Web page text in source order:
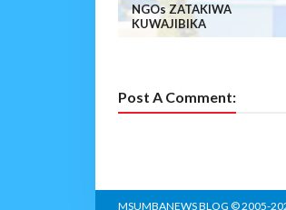
NGOs ZATAKIWA
KUWAJIBIKA
Post A Comment:
MSUMBANEWS BLOG © 2005-